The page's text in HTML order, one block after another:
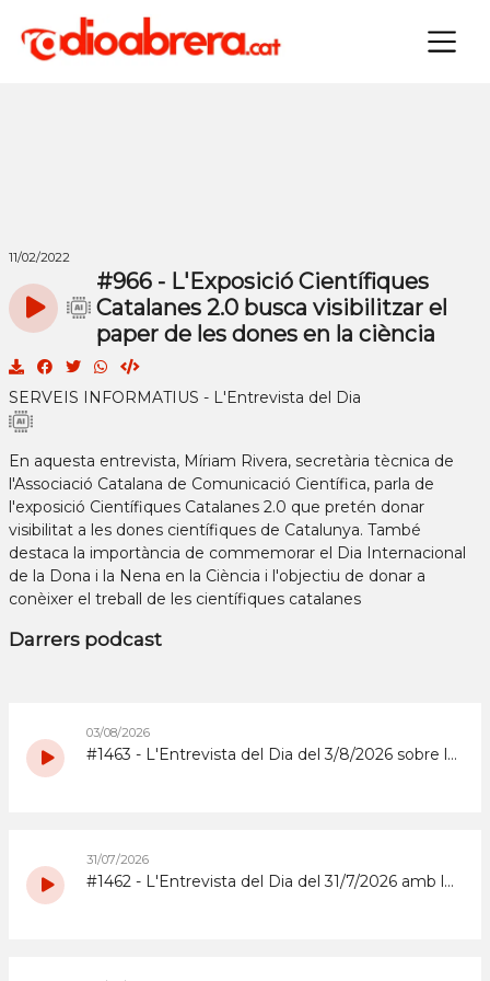
×
11/02/2022
#966 - L'Exposició Científiques
Catalanes 2.0 busca visibilitzar el
paper de les dones en la ciència
SERVEIS INFORMATIUS - L'Entrevista del Dia
En aquesta entrevista, Míriam Rivera, secretària tècnica de
l'Associació Catalana de Comunicació Científica, parla de
l'exposició Científiques Catalanes 2.0 que pretén donar
visibilitat a les dones científiques de Catalunya. També
destaca la importància de commemorar el Dia Internacional
de la Dona i la Nena en la Ciència i l'objectiu de donar a
conèixer el treball de les científiques catalanes
Darrers podcast
03/08/2026
#1463 - L'Entrevista del Dia del 3/8/2026 sobre la Copa d'Espanya de Superenduro a Abrera
31/07/2026
#1462 - L'Entrevista del Dia del 31/7/2026 amb la coordinadora i els participants del grup de grans del Casal d'Estiu Municipal de 2026